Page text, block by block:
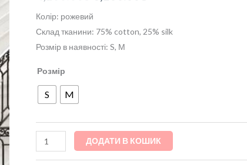
Колір: рожевий
Склад тканини: 75% cotton, 25% silk
Розмір в наявності: S, М
Розмір
S M
ДОДАТИ В КОШИК